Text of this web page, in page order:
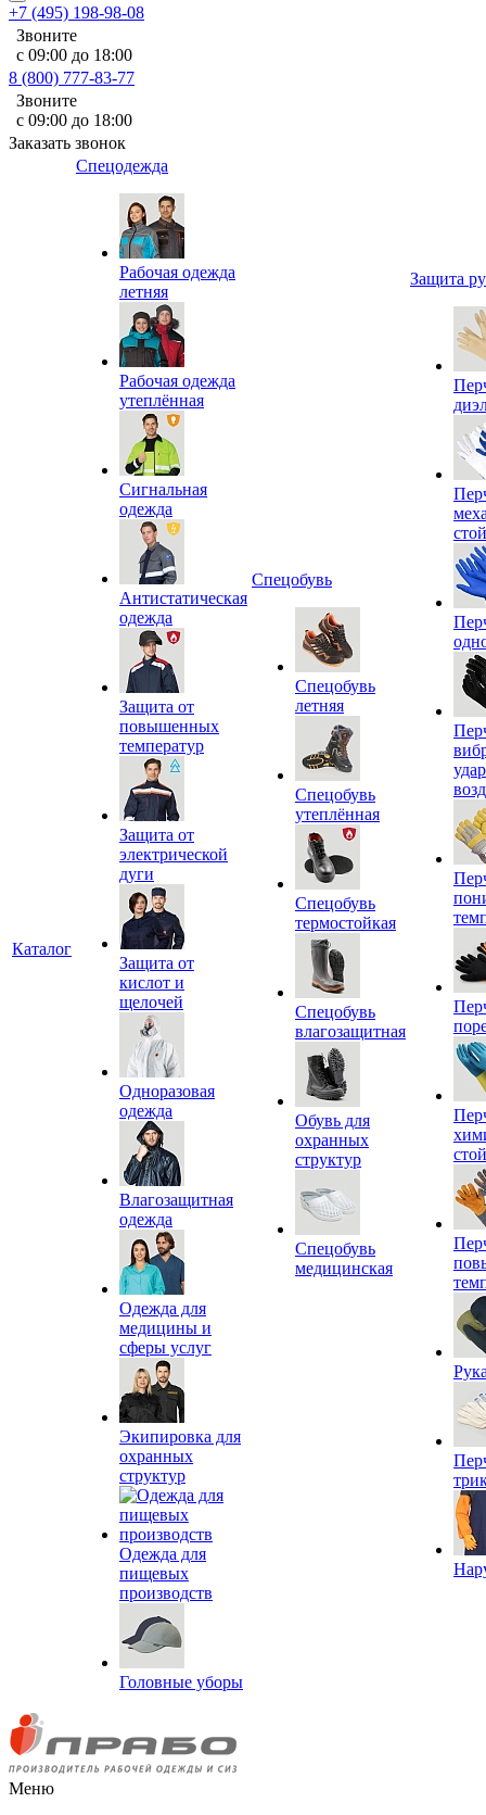
+7 (495) 198-98-08
Звоните
с 09:00 до 18:00
8 (800) 777-83-77
Звоните
с 09:00 до 18:00
Заказать звонок
Каталог
Спецодежда
Рабочая одежда
летняя
Рабочая одежда
утеплённая
Сигнальная
одежда
Антистатическая
одежда
Защита от
повышенных
температур
Защита от
электрической
дуги
Защита от
кислот и
щелочей
Одноразовая
одежда
Влагозащитная
одежда
Одежда для
медицины и
сферы услуг
Экипировка для
охранных
структур
Одежда для
пищевых
производств
Головные уборы
Спецобувь
Спецобувь
летняя
Спецобувь
утеплённая
Спецобувь
термостойкая
Спецобувь
влагозащитная
Обувь для
охранных
структур
Спецобувь
медицинская
Защита
Меню